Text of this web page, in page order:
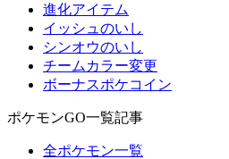
進化アイテム
イッシュのいし
シンオウのいし
チームカラー変更
ボーナスポケコイン
ポケモンGO一覧記事
全ポケモン一覧